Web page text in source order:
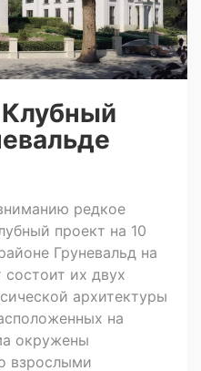
редкое
проект на 10
Груневальд на
их двух
архитектуры
на
окружены
взрослыми